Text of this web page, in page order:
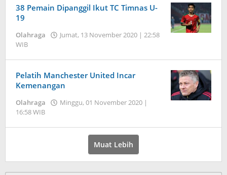
38 Pemain Dipanggil Ikut TC Timnas U-
19
Olahraga
Jumat, 13 November 2020 | 22:58
WIB
Pelatih Manchester United Incar
Kemenangan
Olahraga
Minggu, 01 November 2020 |
16:58 WIB
Muat Lebih